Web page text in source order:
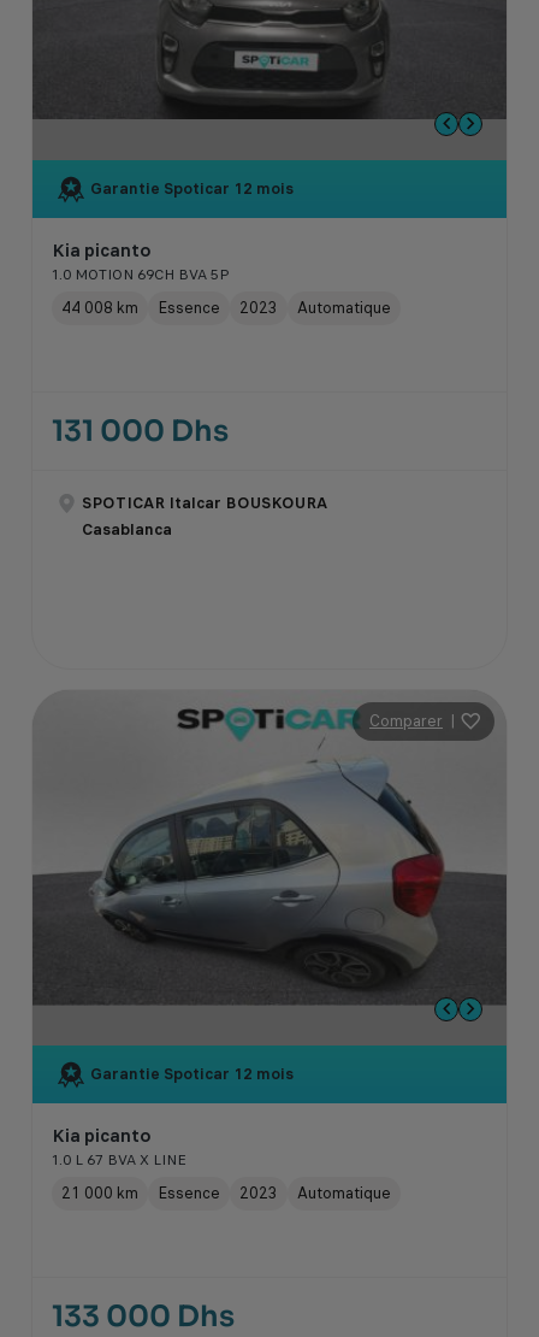
Garantie Spoticar 12 mois
Kia picanto
1.0 MOTION 69CH BVA 5P
44 008 km Essence 2023 Automatique
131 000 Dhs
SPOTICAR Italcar BOUSKOURA
Casablanca
Comparer |
Garantie Spoticar 12 mois
Kia picanto
1.0 L 67 BVA X LINE
21 000 km Essence 2023 Automatique
133 000 Dhs